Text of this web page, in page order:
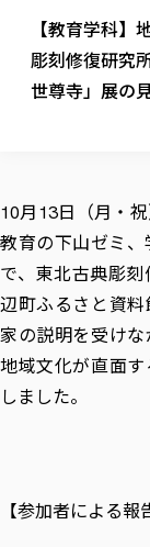
各種方針
校歌の歴史
校章・マーク
役員・評議員
キャンパス案
カリキュラム
本学のシラバ
一般事業主行
大学広報誌
初年次教育（
リエゾンゼミ
お役立ち情報
放射線モニタ
寄附行為
ガバナンス・
IR情報
学校教育法
教職課程に
学部・学科等
情報公開規程
福祉行政学科
教育学部
教育学科
健康科学部
健康科学部
産業福祉
仏教専修科
大学院
大学院
総合福祉学
総合福祉学
通信教育部
通信教育部
通信制大学院
カリキュラ
学びの特徴
進学相談会
就職状況
取得可能
進路・就職支
東北福祉大学
採用ご担当者
センター長の
求人の受付に
単独学内説明
在学生の方
在学生の方
資格取得報
東北福祉大
卒業生の方
卒業生の方
卒業後のキャ
在学生による
よくあるご
体育会・
大学指定
国際交流
海外留学・
外国人在学
学生支援
ニュース一覧
社会連携・研
東北福祉
東北福祉大学
東北福祉大
共同研究等を
東北福祉
東北福祉大学
研究紀要
教職研究
東北福祉大学
産学・産学
産学・産学官
「高齢者の
社会貢献・
社会貢献・地
自治体・団
生涯学習・
月例TFU
特別支援教
学内ポ
【教育学科
彫刻修復研究
世尊寺」展の
10月13日（月・
教育の下山ゼミ
で、東北古典彫
辺町ふるさと資
家の説明を受け
地域文化が直面
しました。
【参加者による